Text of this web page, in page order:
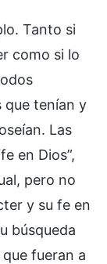
Tanto si
como si lo
que tenían y
Las
en Dios”,
pero no
y su fe en
búsqueda
fueran a